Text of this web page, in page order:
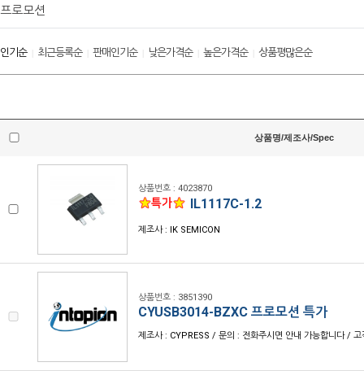
프로모션
인기순| 최근등록순| 판매인기순| 낮은가격순| 높은가격순| 상품평많은순
상품명/제조사/Spec
상품번호 : 4023870
IL1117C-1.2
제조사 : IK SEMICON
상품번호 : 3851390
CYUSB3014-BZXC 프로모션 특가
제조사 : CYPRESS / 문의 : 전화주시면 안내 가능합니다 /